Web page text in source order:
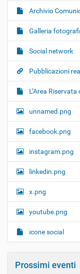
Archivio
Galleria
Social network
Pubblicazioni
L’Area
unnamed.png
facebook.png
instagram.png
linkedin.png
x.png
youtube.png
icone social
Prossimi eventi